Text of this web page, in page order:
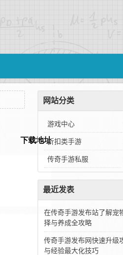
网站分类
游戏中心
折扣类手游
传奇手游私服
最近发表
在传奇手游发布站了解宠
择与养成全攻略
传奇手游发布网快速升级
与经验最大化技巧